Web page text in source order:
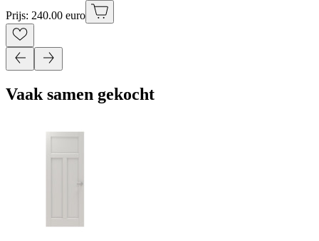
Prijs: 240.00 euro
Vaak samen gekocht